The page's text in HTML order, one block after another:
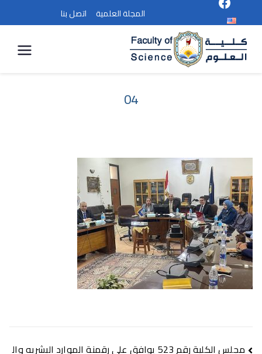
المجلة العلمية اتصل بنا
العلوم04
مجلس الكلية رقم 523 يوافق على رقمنة الموارد البشريه وال